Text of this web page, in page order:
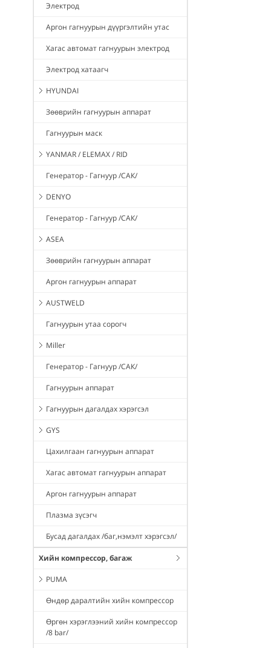
Электрод
Аргон гагнуурын дүүргэлтийн утас
Хагас автомат гагнуурын электрод
Электрод хатаагч
HYUNDAI
Зөөврийн гагнуурын аппарат
Гагнуурын маск
YANMAR / ELEMAX / RID
Генератор - Гагнуур /САК/
DENYO
Генератор - Гагнуур /САК/
ASEA
Зөөврийн гагнуурын аппарат
Аргон гагнуурын аппарат
AUSTWELD
Гагнуурын утаа сорогч
Miller
Генератор - Гагнуур /САК/
Гагнуурын аппарат
Гагнуурын дагалдах хэрэгсэл
GYS
Цахилгаан гагнуурын аппарат
Хагас автомат гагнуурын аппарат
Аргон гагнуурын аппарат
Плазма зүсэгч
Бусад дагалдах /баг,нэмэлт хэрэгсэл/
Хийн компрессор, багаж
PUMA
Өндөр даралтийн хийн компрессор
Өргөн хэрэглээний хийн компрессор
/8 bar/